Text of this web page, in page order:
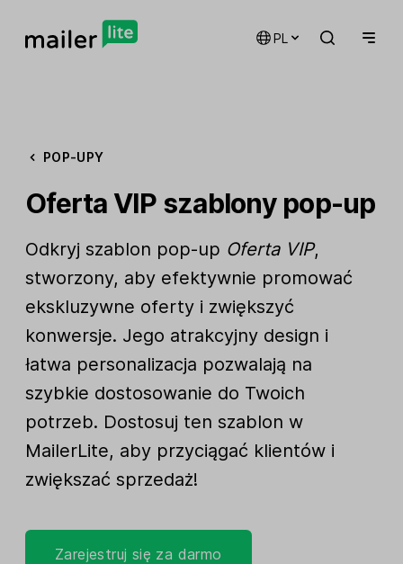
PL
POP-UPY
Oferta VIP szablony pop-up
Odkryj szablon pop-up Oferta VIP,
stworzony, aby efektywnie promować
ekskluzywne oferty i zwiększyć
konwersje. Jego atrakcyjny design i
łatwa personalizacja pozwalają na
szybkie dostosowanie do Twoich
potrzeb. Dostosuj ten szablon w
MailerLite, aby przyciągać klientów i
zwiększać sprzedaż!
Zarejestruj się za darmo